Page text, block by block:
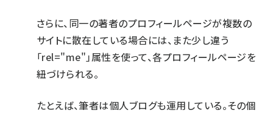
さらに、同一の著者のプロフィールページが複数の
サイトに散在している場合には、また少し違う
「rel="me"」属性を使って、各プロフィールページを
紐づけられる。
たとえば、筆者は個人ブログも運用している。その個